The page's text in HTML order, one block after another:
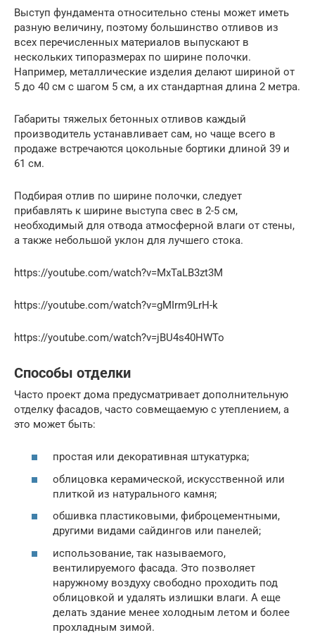
Выступ фундамента относительно стены может иметь
разную величину, поэтому большинство отливов из
всех перечисленных материалов выпускают в
нескольких типоразмерах по ширине полочки.
Например, металлические изделия делают шириной от
5 до 40 см с шагом 5 см, а их стандартная длина 2 метра.
Габариты тяжелых бетонных отливов каждый
производитель устанавливает сам, но чаще всего в
продаже встречаются цокольные бортики длиной 39 и
61 см.
Подбирая отлив по ширине полочки, следует
прибавлять к ширине выступа свес в 2-5 см,
необходимый для отвода атмосферной влаги от стены,
а также небольшой уклон для лучшего стока.
https://youtube.com/watch?v=MxTaLB3zt3M
https://youtube.com/watch?v=gMIrm9LrH-k
https://youtube.com/watch?v=jBU4s40HWTo
Способы отделки
Часто проект дома предусматривает дополнительную
отделку фасадов, часто совмещаемую с утеплением, а
это может быть:
простая или декоративная штукатурка;
облицовка керамической, искусственной или
плиткой из натурального камня;
обшивка пластиковыми, фиброцементными,
другими видами сайдингов или панелей;
использование, так называемого,
вентилируемого фасада. Это позволяет
наружному воздуху свободно проходить под
облицовкой и удалять излишки влаги. А еще
делать здание менее холодным летом и более
прохладным зимой.